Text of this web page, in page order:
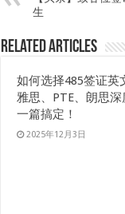
生
Related Articles
如何选择485签证英
雅思、PTE、朗思深
一篇搞定！
2025年12月3日